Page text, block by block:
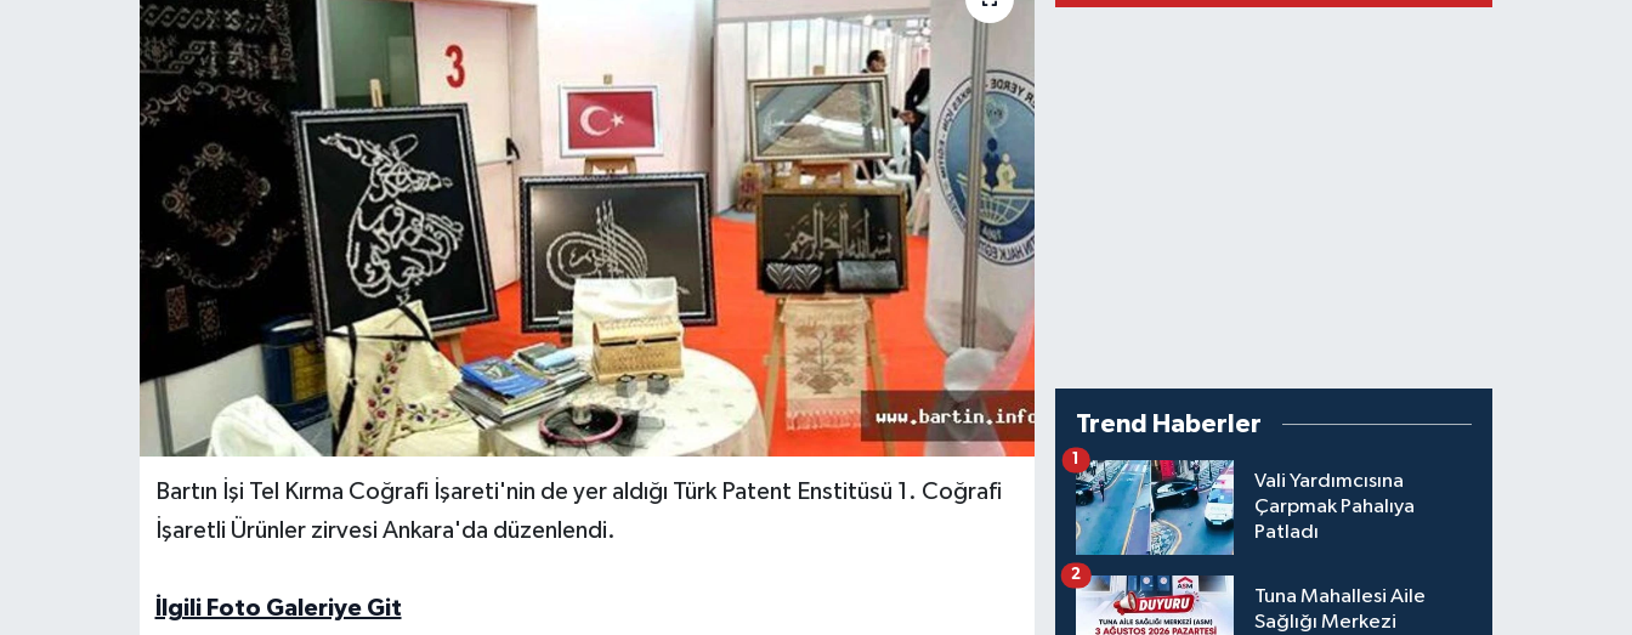
Bartın İşi Tel Kırma Coğrafi İşareti'nin de yer aldığı Türk Patent Enstitüsü 1. Coğrafi
İşaretli Ürünler zirvesi Ankara'da düzenlendi.
İlgili Foto Galeriye Git
Trend Haberler
Vali Yardımcısına
Çarpmak Pahalıya
Patladı
1
Tuna Mahallesi Aile
Sağlığı Merkezi
2
Yerel Yönetimler